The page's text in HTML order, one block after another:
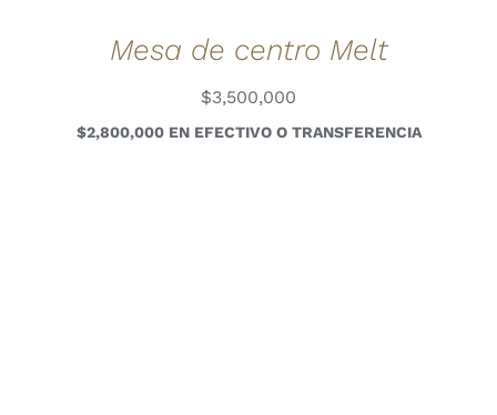
Mesa de centro Melt
$3,500,000
$2,800,000 EN EFECTIVO O TRANSFERENCIA